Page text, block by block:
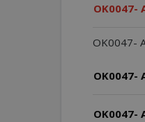
OK0047-
OK0047-
OK0047-
OK0047-